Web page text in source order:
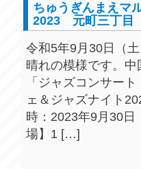
ちゅうぎんまえマ
2023 元町三丁目
令和5年9月30日（
晴れの模様です。
「ジャズコンサー
ェ＆ジャズナイト
時：2023年9月30日
場】1 […]